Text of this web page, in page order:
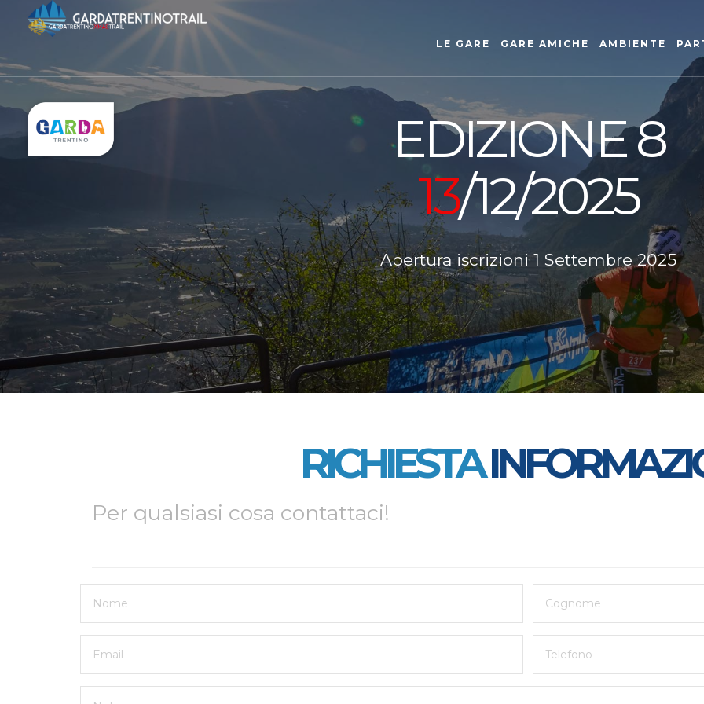
EDIZIONE 8
13/12/2025
Apertura iscrizioni 1 Settembre 2025
LE GARE GARE AMICHE AMBIENTE
RICHIESTA
Per qualsiasi cosa contattaci!